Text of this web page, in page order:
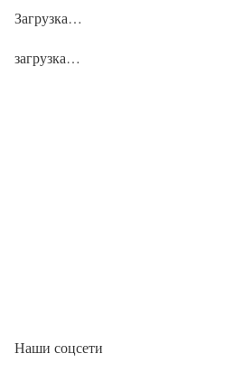
Загрузка…
загрузка…
Наши соцсети